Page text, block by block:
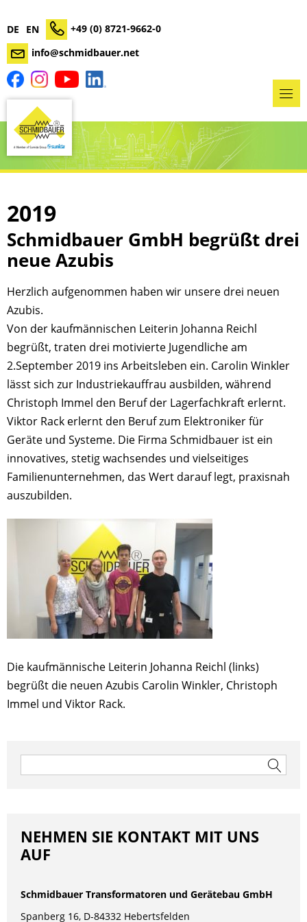
DE EN
+49 (0) 8721-9662-0
info@schmidbauer.net
2019
Schmidbauer GmbH begrüßt drei
neue Azubis
Herzlich aufgenommen haben wir unsere drei neuen
Azubis.
Von der kaufmännischen Leiterin Johanna Reichl
begrüßt, traten drei motivierte Jugendliche am
2.September 2019 ins Arbeitsleben ein. Carolin Winkler
lässt sich zur Industriekauffrau ausbilden, während
Christoph Immel den Beruf der Lagerfachkraft erlernt.
Viktor Rack erlernt den Beruf zum Elektroniker für
Geräte und Systeme. Die Firma Schmidbauer ist ein
innovatives, stetig wachsendes und vielseitiges
Familienunternehmen, das Wert darauf legt, praxisnah
auszubilden.
Die kaufmännische Leiterin Johanna Reichl (links)
begrüßt die neuen Azubis Carolin Winkler, Christoph
Immel und Viktor Rack.
NEHMEN SIE KONTAKT MIT UNS
AUF
Schmidbauer Transformatoren und Gerätebau GmbH
Spanberg 16, D-84332 Hebertsfelden